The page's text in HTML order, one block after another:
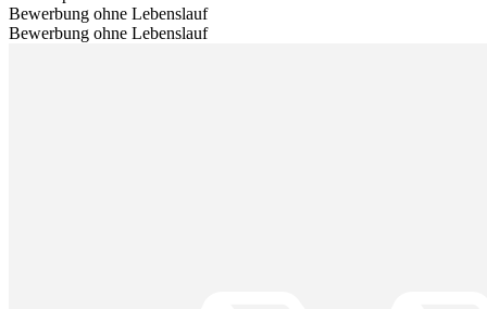
Bewerbung ohne Lebenslauf
Bewerbung ohne Lebenslauf